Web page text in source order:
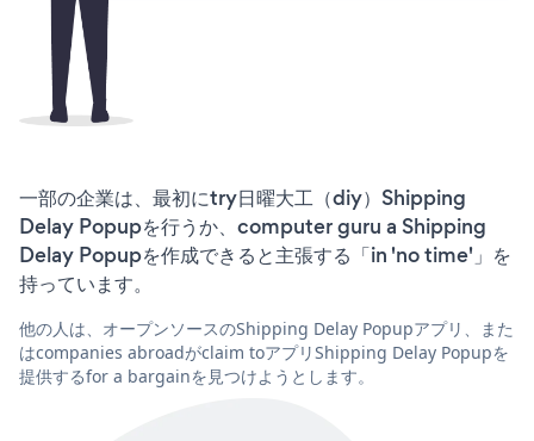
一部の企業は、最初にtry日曜大工（diy）Shipping
Delay Popupを行うか、computer guru a Shipping
Delay Popupを作成できると主張する「in 'no time'」を
持っています。
他の人は、オープンソースのShipping Delay Popupアプリ、また
はcompanies abroadがclaim toアプリShipping Delay Popupを
提供するfor a bargainを見つけようとします。